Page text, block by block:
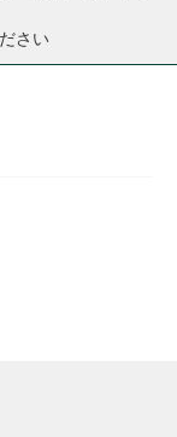
さい